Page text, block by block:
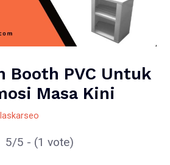
Booth PVC Untuk
Masa Kini
laskarseo
5/5 - (1 vote)